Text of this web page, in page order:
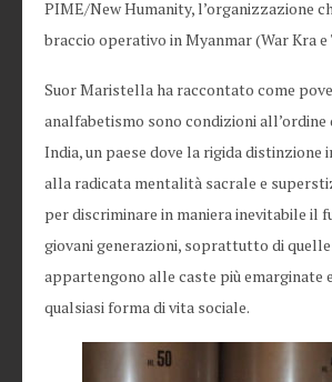
PIME/New Humanity, l’organizzazione
braccio operativo in Myanmar (War Kra e
Suor Maristella ha raccontato come
analfabetismo sono condizioni
India, un paese dove la rigida distinzione
alla radicata mentalità sacrale e
per discriminare in maniera inevitabile il
giovani generazioni, soprattutto di quelle
appartengono alle caste più emarginate
qualsiasi forma di vita sociale.